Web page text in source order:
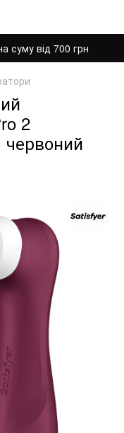
суму від 700 грн
2
червоний